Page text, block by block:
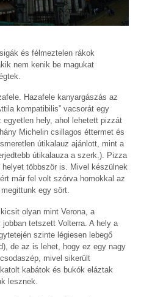
és félmeztelen rákok
nem kenik be magukat
Hazafele kanyargászás az
kompatibilis” vacsorát egy
hely, ahol lehetett pizzát
Michelin csillagos éttermet és
útikalauz ajánlott, mint a
útikalauza a szerk.). Pizza
többször is. Mivel készülnek
már fel volt szórva homokkal az
egy sört.
olyan mint Verona, a
tetszett Volterra. A hely a
szinte légiesen lebegő
de az is lehet, hogy ez egy nagy
mivel sikerült
kabátok és bukók eláztak
lesznek.